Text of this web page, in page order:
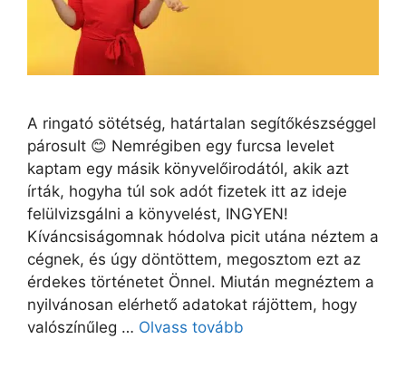
A ringató sötétség, határtalan segítőkészséggel
párosult 😊 Nemrégiben egy furcsa levelet
kaptam egy másik könyvelőirodától, akik azt
írták, hogyha túl sok adót fizetek itt az ideje
felülvizsgálni a könyvelést, INGYEN!
Kíváncsiságomnak hódolva picit utána néztem a
cégnek, és úgy döntöttem, megosztom ezt az
érdekes történetet Önnel. Miután megnéztem a
nyilvánosan elérhető adatokat rájöttem, hogy
valószínűleg … Olvass tovább